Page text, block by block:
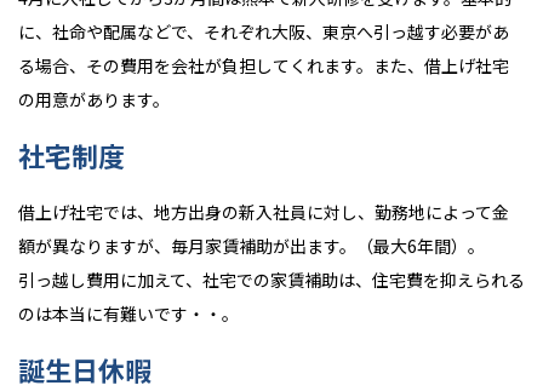
に、社命や配属などで、それぞれ大阪、東京へ引っ越す必要があ
る場合、その費用を会社が負担してくれます。また、借上げ社宅
の用意があります。
社宅制度
借上げ社宅では、地方出身の新入社員に対し、 勤務地によって金
額が異なりますが、毎月家賃補助が出ます。（最大6年間）。
引っ越し費用に加えて、社宅での家賃補助は、 住宅費を抑えられる
のは本当に有難いです・・。
誕生日休暇